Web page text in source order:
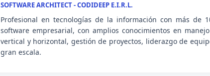
SOFTWARE ARCHITECT - CODIDEEP E.I.R.L.
Profesional en tecnologías de la información con más de
software empresarial, con amplios conocimientos en
vertical y horizontal, gestión de proyectos, liderazgo de
gran escala.